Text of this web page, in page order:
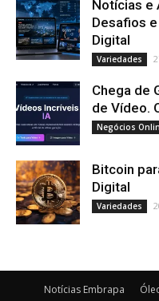
Notícias e
Desafios
Digital
Variedades
Chega de
de Vídeo.
Negócios
Bitcoin
Digital
Variedades
Notícias Embrapa